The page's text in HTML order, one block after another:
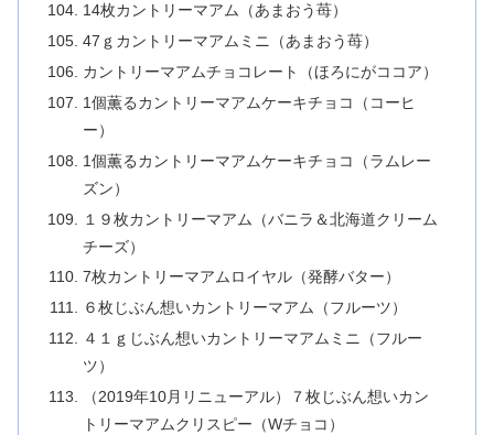
14枚カントリーマアム（あまおう苺）
47ｇカントリーマアムミニ（あまおう苺）
カントリーマアムチョコレート（ほろにがココア）
1個薫るカントリーマアムケーキチョコ（コーヒ
ー）
1個薫るカントリーマアムケーキチョコ（ラムレー
ズン）
１９枚カントリーマアム（バニラ＆北海道クリーム
チーズ）
7枚カントリーマアムロイヤル（発酵バター）
６枚じぶん想いカントリーマアム（フルーツ）
４１ｇじぶん想いカントリーマアムミニ（フルー
ツ）
（2019年10月リニューアル）７枚じぶん想いカン
トリーマアムクリスピー（Wチョコ）